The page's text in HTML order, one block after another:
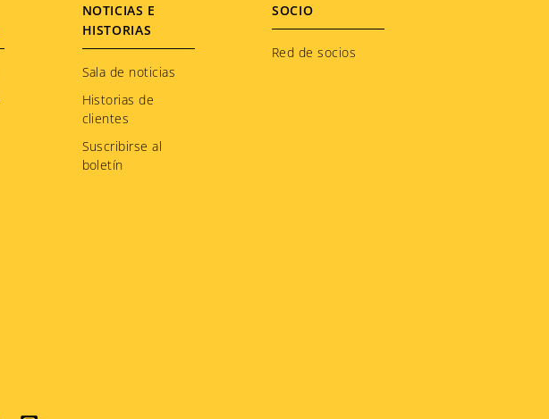
NOTICIAS E
HISTORIAS
Sala de noticias
Historias de
clientes
Suscribirse al
boletín
SOCIO
Red de socios